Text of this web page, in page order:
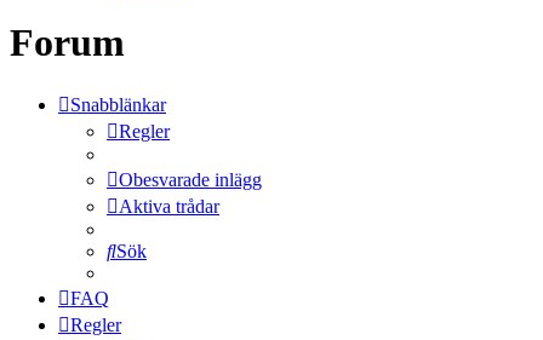
Forum
Snabblänkar
Regler
Obesvarade inlägg
Aktiva trådar
Sök
FAQ
Regler